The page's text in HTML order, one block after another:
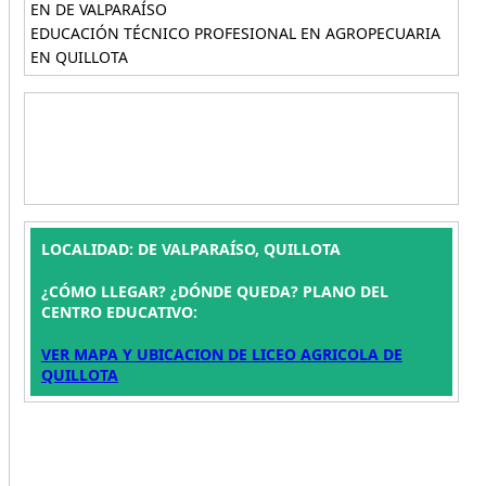
EN DE VALPARAÍSO
EDUCACIÓN TÉCNICO PROFESIONAL EN AGROPECUARIA
EN QUILLOTA
LOCALIDAD: DE VALPARAÍSO, QUILLOTA
¿CÓMO LLEGAR? ¿DÓNDE QUEDA? PLANO DEL
CENTRO EDUCATIVO:
VER MAPA Y UBICACION DE LICEO AGRICOLA DE
QUILLOTA